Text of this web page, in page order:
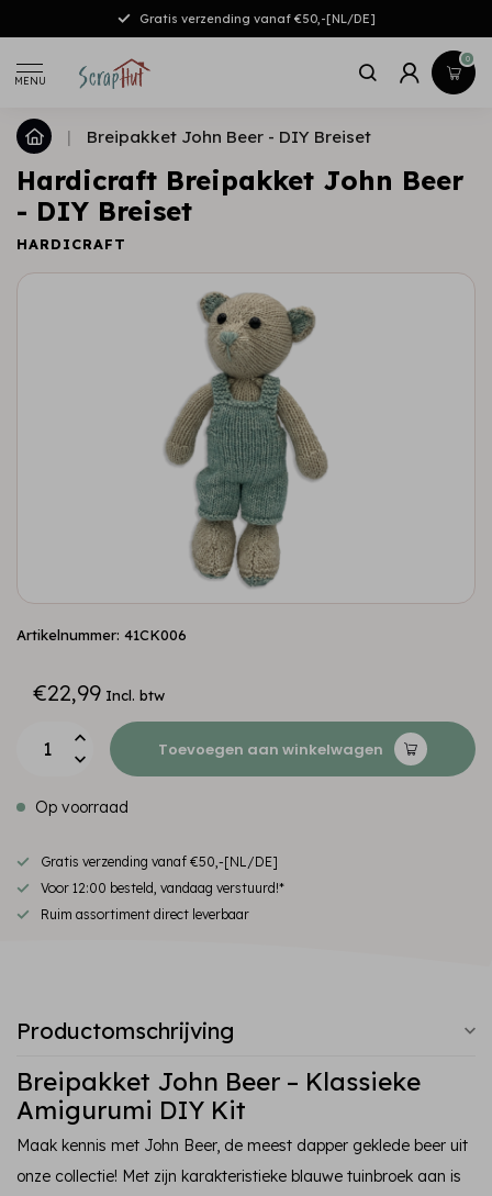
Gratis verzending vanaf €50,-[NL/DE]
MENU
0
| Breipakket John Beer - DIY Breiset
Hardicraft Breipakket John Beer
- DIY Breiset
HARDICRAFT
Artikelnummer: 41CK006
€22,99 Incl. btw
Toevoegen aan winkelwagen
Op voorraad
Gratis verzending vanaf €50,-[NL/DE]
Voor 12:00 besteld, vandaag verstuurd!*
Ruim assortiment direct leverbaar
Productomschrijving
Breipakket John Beer – Klassieke
Amigurumi DIY Kit
Maak kennis met John Beer, de meest dapper geklede beer uit
onze collectie! Met zijn karakteristieke blauwe tuinbroek aan is